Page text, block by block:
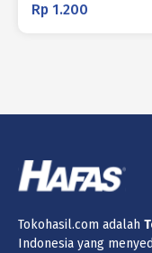
Rp 1.200
Tokohasil.com adalah
Indonesia yang